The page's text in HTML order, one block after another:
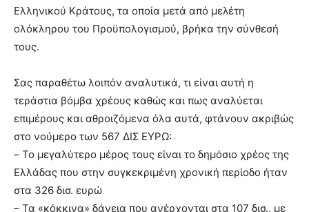
Ελληνικού Κράτους, τα οποία μετά από μελέτη
ολόκληρου του Προϋπολογισμού, βρήκα την σύνθεσή
τους.
Σας παραθέτω λοιπόν αναλυτικά, τι είναι αυτή η
τεράστια βόμβα χρέους καθώς και πως αναλύεται
επιμέρους και αθροιζόμενα όλα αυτά, φτάνουν ακριβώς
στο νούμερο των 567 ΔΙΣ ΕΥΡΩ:
– To μεγαλύτερο μέρος τους είναι το δημόσιο χρέος της
Ελλάδας που στην συγκεκριμένη χρονική περίοδο ήταν
στα 326 δισ. ευρώ
– Τα «κόκκινα» δάνεια που ανέρχονται στα 107 δισ., με